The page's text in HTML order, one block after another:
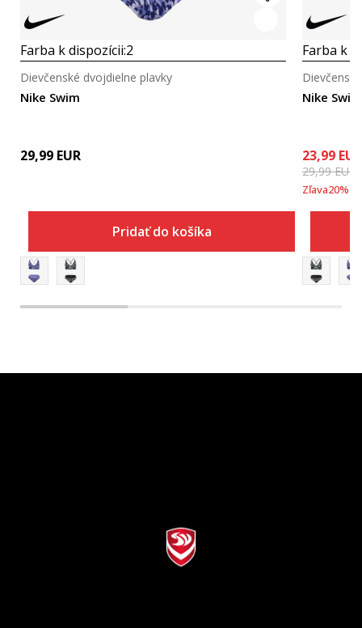
Farba k dispozícii:2
Nike Swim
Dievčenské dvojdielne plavky
29,99 EUR
Pridať do košíka
Farba k
Nike Swim
23,99 EUR
29,99EUR
Zľava20%